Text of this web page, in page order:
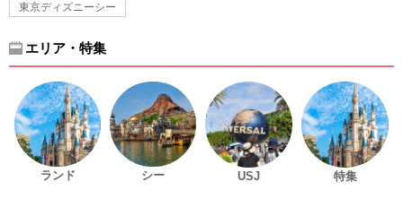
東京ディズニーシー
エリア・特集
ランド シー USJ 特集